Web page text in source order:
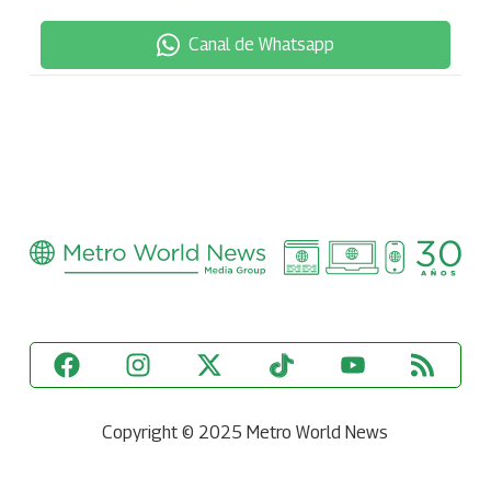
Canal de Whatsapp
Copyright © 2025 Metro World News